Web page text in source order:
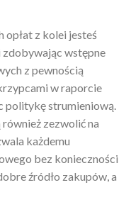
opłat z kolei jesteś
wstępne
z pewnością
w raporcie
politykę strumieniową.
zezwolić na
każdemu
bez konieczności
źródło zakupów, a